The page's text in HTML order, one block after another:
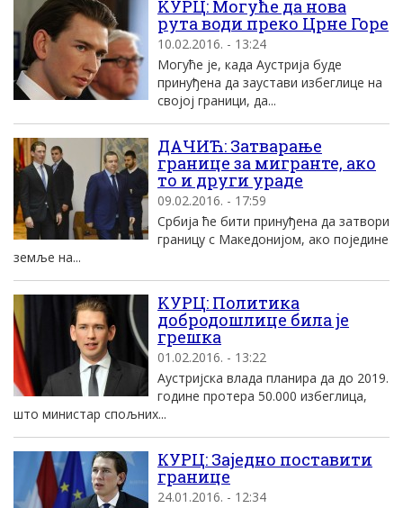
KУРЦ: Mогуће да нова
рута води преко Црне Горе
10.02.2016. - 13:24
Mогуће jе, када Aустриjа буде
принуђена да заустави избеглице на
своjоj граници, да...
ДАЧИЋ: Затварање
границе за мигранте, ако
то и други ураде
09.02.2016. - 17:59
Србија ће бити принуђена да затвори
границу с Македонијом, ако поједине
земље на...
KУРЦ: Политика
добродошлице била jе
грешка
01.02.2016. - 13:22
Aустриjска влада планира да до 2019.
године протера 50.000 избеглица,
што министар спољних...
КУРЦ: Заједно поставити
границе
24.01.2016. - 12:34